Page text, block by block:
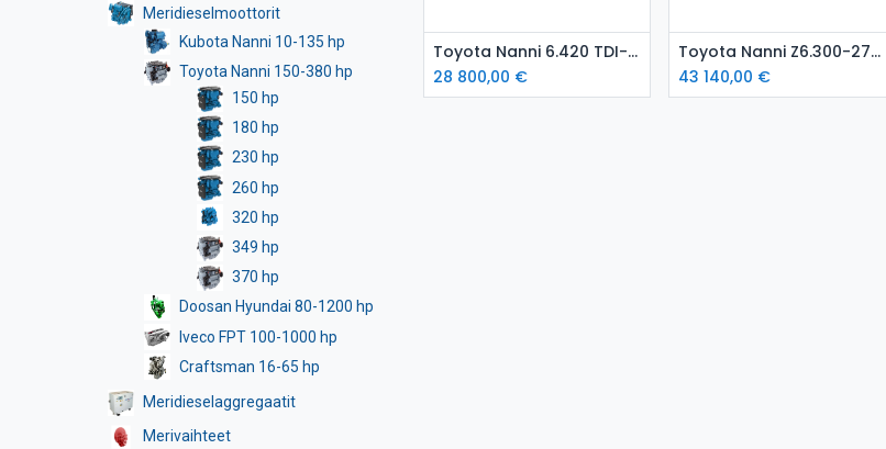
Meridieselmoottorit
Kubota Nanni 10-135 hp
Toyota Nanni 150-380 hp
150 hp
180 hp
230 hp
260 hp
320 hp
349 hp
370 hp
Doosan Hyundai 80-1200 hp
Iveco FPT 100-1000 hp
Craftsman 16-65 hp
Meridieselaggregaatit
Merivaihteet
Lisää ostoskoriin
Toyota Nanni 6.420 TDI-320 hp meridieselmoottori
28 800,00 €
Lisää ostoskoriin
Toyota Nanni Z6.300-275 hp meridieselmoottori perävetolaitteella
43 140,00 €